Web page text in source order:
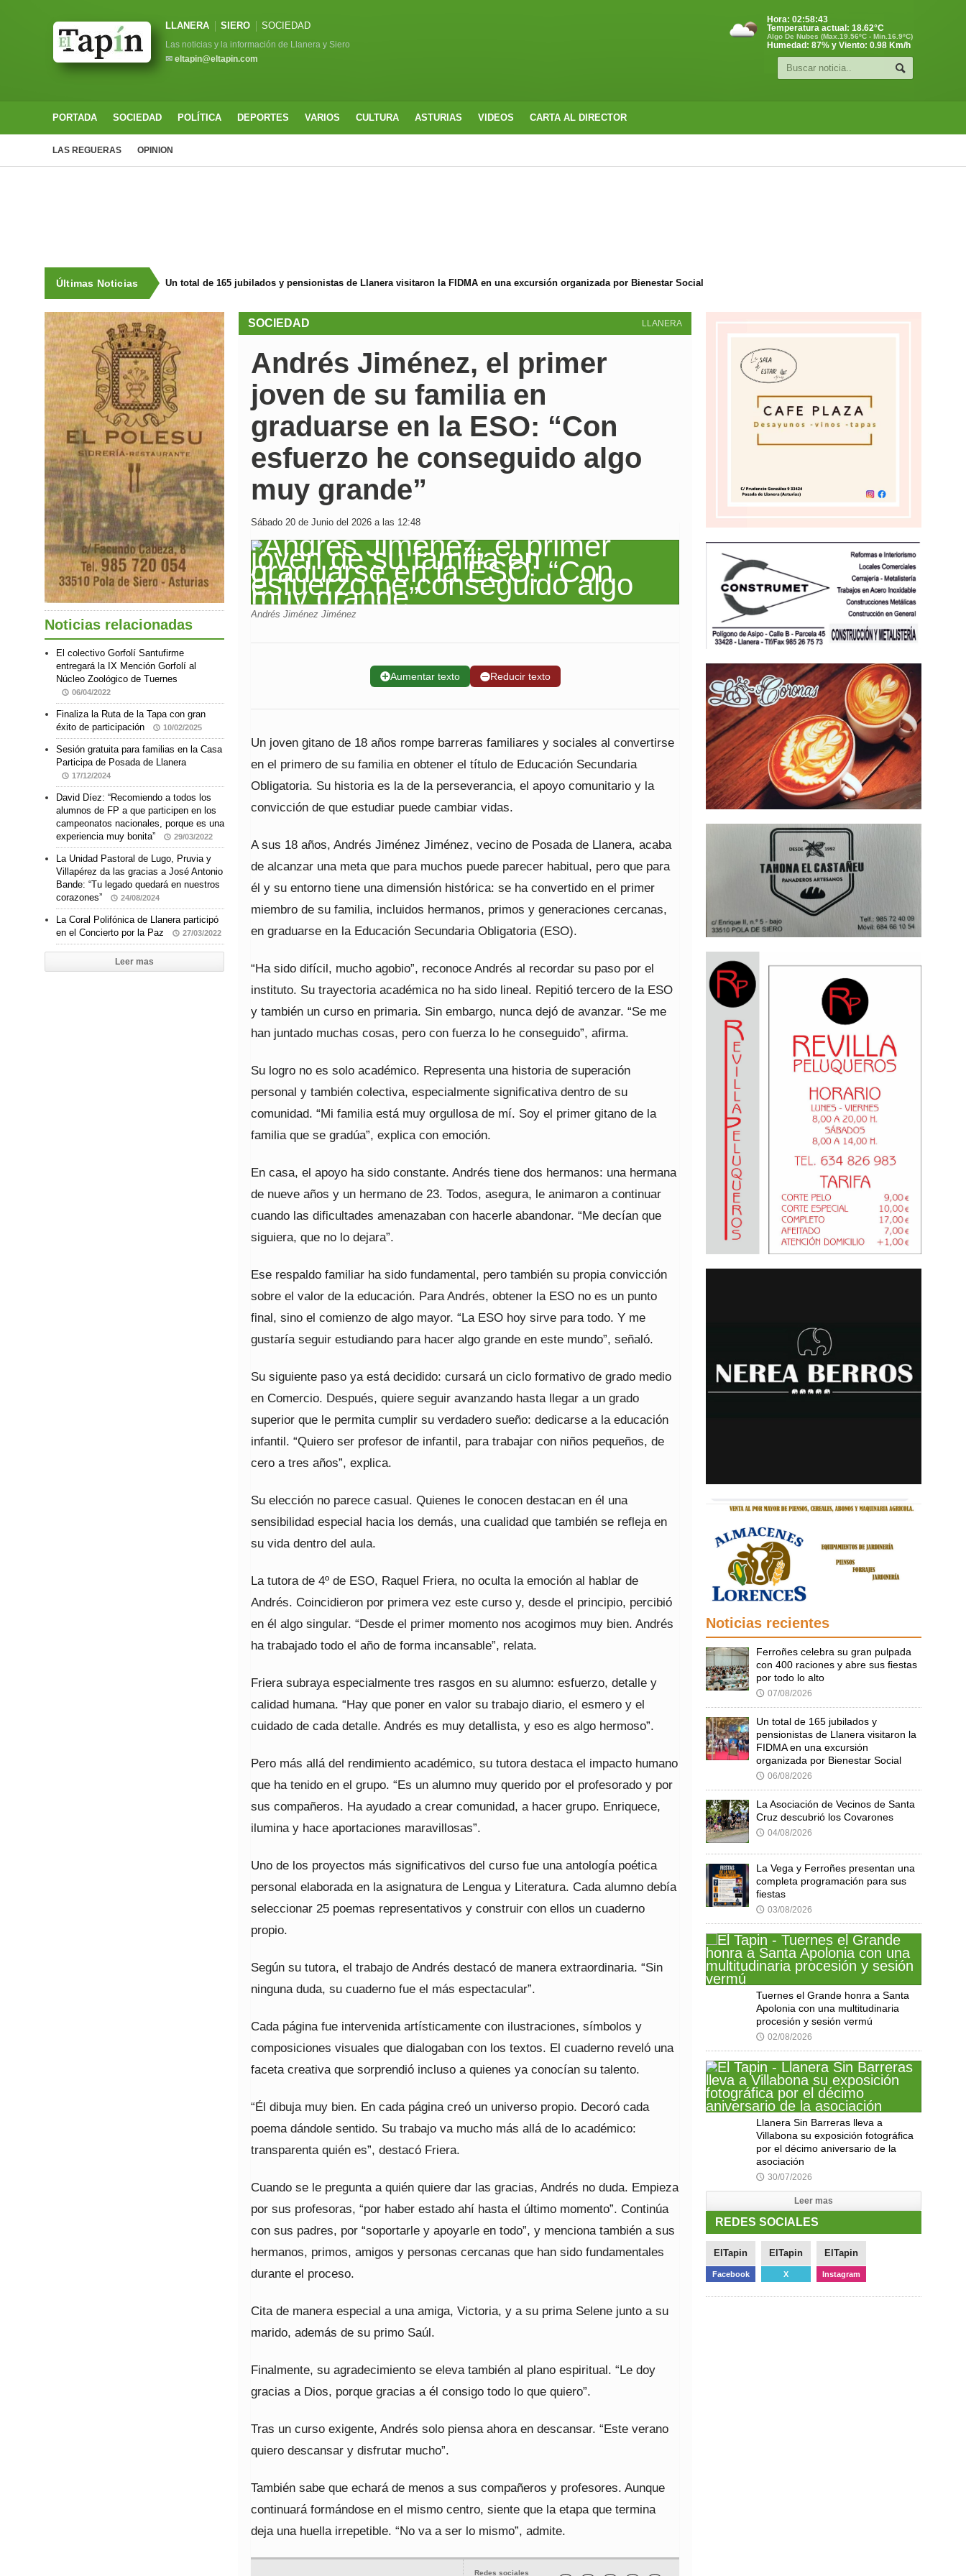
LLANERA SIERO SOCIEDAD
Las noticias y la información de Llanera y Siero
✉ eltapin@eltapin.com
Hora: 02:58:44
Temperatura actual: 18.62°C
Algo De Nubes (Max.19.56ºC - Min.16.9ºC)
Humedad: 87% y Viento: 0.98 Km/h
PORTADA SOCIEDAD POLÍTICA DEPORTES VARIOS CULTURA ASTURIAS VIDEOS CARTA AL DIRECTOR
LAS REGUERAS OPINION
Últimas Noticias Un total de 165 jubilados y pensionistas de Llanera visitaron la FIDMA en una excursión organizada por Bienestar Social
LLANERA
SOCIEDAD
Andrés Jiménez, el primer
joven de su familia en
graduarse en la ESO: “Con
esfuerzo he conseguido algo
muy grande”
Sábado 20 de Junio del 2026 a las 12:48
Andrés Jiménez Jiménez
➕Aumentar texto ➖Reducir texto
Un joven gitano de 18 años rompe barreras familiares y sociales al convertirse
en el primero de su familia en obtener el título de Educación Secundaria
Obligatoria. Su historia es la de la perseverancia, el apoyo comunitario y la
convicción de que estudiar puede cambiar vidas.
A sus 18 años, Andrés Jiménez Jiménez, vecino de Posada de Llanera, acaba
de alcanzar una meta que para muchos puede parecer habitual, pero que para
él y su entorno tiene una dimensión histórica: se ha convertido en el primer
miembro de su familia, incluidos hermanos, primos y generaciones cercanas,
en graduarse en la Educación Secundaria Obligatoria (ESO).
“Ha sido difícil, mucho agobio”, reconoce Andrés al recordar su paso por el
instituto. Su trayectoria académica no ha sido lineal. Repitió tercero de la ESO
y también un curso en primaria. Sin embargo, nunca dejó de avanzar. “Se me
han juntado muchas cosas, pero con fuerza lo he conseguido”, afirma.
Su logro no es solo académico. Representa una historia de superación
personal y también colectiva, especialmente significativa dentro de su
comunidad. “Mi familia está muy orgullosa de mí. Soy el primer gitano de la
familia que se gradúa”, explica con emoción.
En casa, el apoyo ha sido constante. Andrés tiene dos hermanos: una hermana
de nueve años y un hermano de 23. Todos, asegura, le animaron a continuar
cuando las dificultades amenazaban con hacerle abandonar. “Me decían que
siguiera, que no lo dejara”.
Ese respaldo familiar ha sido fundamental, pero también su propia convicción
sobre el valor de la educación. Para Andrés, obtener la ESO no es un punto
final, sino el comienzo de algo mayor. “La ESO hoy sirve para todo. Y me
gustaría seguir estudiando para hacer algo grande en este mundo”, señaló.
Su siguiente paso ya está decidido: cursará un ciclo formativo de grado medio
en Comercio. Después, quiere seguir avanzando hasta llegar a un grado
superior que le permita cumplir su verdadero sueño: dedicarse a la educación
infantil. “Quiero ser profesor de infantil, para trabajar con niños pequeños, de
cero a tres años”, explica.
Su elección no parece casual. Quienes le conocen destacan en él una
sensibilidad especial hacia los demás, una cualidad que también se refleja en
su vida dentro del aula.
La tutora de 4º de ESO, Raquel Friera, no oculta la emoción al hablar de
Andrés. Coincidieron por primera vez este curso y, desde el principio, percibió
en él algo singular. “Desde el primer momento nos acogimos muy bien. Andrés
ha trabajado todo el año de forma incansable”, relata.
Friera subraya especialmente tres rasgos en su alumno: esfuerzo, detalle y
calidad humana. “Hay que poner en valor su trabajo diario, el esmero y el
cuidado de cada detalle. Andrés es muy detallista, y eso es algo hermoso”.
Pero más allá del rendimiento académico, su tutora destaca el impacto humano
que ha tenido en el grupo. “Es un alumno muy querido por el profesorado y por
sus compañeros. Ha ayudado a crear comunidad, a hacer grupo. Enriquece,
ilumina y hace aportaciones maravillosas”.
Uno de los proyectos más significativos del curso fue una antología poética
personal elaborada en la asignatura de Lengua y Literatura. Cada alumno debía
seleccionar 25 poemas representativos y construir con ellos un cuaderno
propio.
Según su tutora, el trabajo de Andrés destacó de manera extraordinaria. “Sin
ninguna duda, su cuaderno fue el más espectacular”.
Cada página fue intervenida artísticamente con ilustraciones, símbolos y
composiciones visuales que dialogaban con los textos. El cuaderno reveló una
faceta creativa que sorprendió incluso a quienes ya conocían su talento.
“Él dibuja muy bien. En cada página creó un universo propio. Decoró cada
poema dándole sentido. Su trabajo va mucho más allá de lo académico:
transparenta quién es”, destacó Friera.
Cuando se le pregunta a quién quiere dar las gracias, Andrés no duda. Empieza
por sus profesoras, “por haber estado ahí hasta el último momento”. Continúa
con sus padres, por “soportarle y apoyarle en todo”, y menciona también a sus
hermanos, primos, amigos y personas cercanas que han sido fundamentales
durante el proceso.
Cita de manera especial a una amiga, Victoria, y a su prima Selene junto a su
marido, además de su primo Saúl.
Finalmente, su agradecimiento se eleva también al plano espiritual. “Le doy
gracias a Dios, porque gracias a él consigo todo lo que quiero”.
Tras un curso exigente, Andrés solo piensa ahora en descansar. “Este verano
quiero descansar y disfrutar mucho”.
También sabe que echará de menos a sus compañeros y profesores. Aunque
continuará formándose en el mismo centro, siente que la etapa que termina
deja una huella irrepetible. “No va a ser lo mismo”, admite.
Redes sociales
Noticias relacionadas
El colectivo Gorfolí Santufirme
entregará la IX Mención Gorfolí al
Núcleo Zoológico de Tuernes
06/04/2022
Finaliza la Ruta de la Tapa con gran
éxito de participación
10/02/2025
Sesión gratuita para familias en la Casa
Participa de Posada de Llanera
17/12/2024
David Díez: “Recomiendo a todos los
alumnos de FP a que participen en los
campeonatos nacionales, porque es una
experiencia muy bonita”
29/03/2022
La Unidad Pastoral de Lugo, Pruvia y
Villapérez da las gracias a José Antonio
Bande: “Tu legado quedará en nuestros
corazones”
24/08/2024
La Coral Polifónica de Llanera participó
en el Concierto por la Paz
27/03/2022
Leer mas
Noticias recientes
Ferroñes celebra su gran pulpada
con 400 raciones y abre sus fiestas
por todo lo alto
🕔 07/08/2026
Un total de 165 jubilados y
pensionistas de Llanera visitaron la
FIDMA en una excursión
organizada por Bienestar Social
🕔 06/08/2026
La Asociación de Vecinos de Santa
Cruz descubrió los Covarones
🕔 04/08/2026
La Vega y Ferroñes presentan una
completa programación para sus
fiestas
🕔 03/08/2026
Tuernes el Grande honra a Santa
Apolonia con una multitudinaria
procesión y sesión vermú
🕔 02/08/2026
Llanera Sin Barreras lleva a
Villabona su exposición fotográfica
por el décimo aniversario de la
asociación
🕔 30/07/2026
Leer mas
REDES SOCIALES
ElTapin
Facebook
ElTapin
X
ElTapin
Instagram